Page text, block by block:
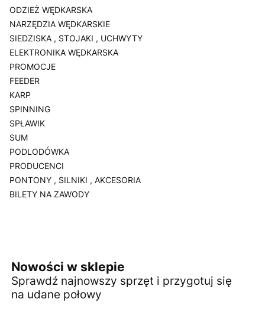
ODZIEŻ WĘDKARSKA
NARZĘDZIA WĘDKARSKIE
SIEDZISKA , STOJAKI , UCHWYTY
ELEKTRONIKA WĘDKARSKA
PROMOCJE
FEEDER
KARP
SPINNING
SPŁAWIK
SUM
PODLODÓWKA
PRODUCENCI
PONTONY , SILNIKI , AKCESORIA
BILETY NA ZAWODY
Nowości w sklepie
Sprawdź najnowszy sprzęt i przygotuj się
na udane połowy